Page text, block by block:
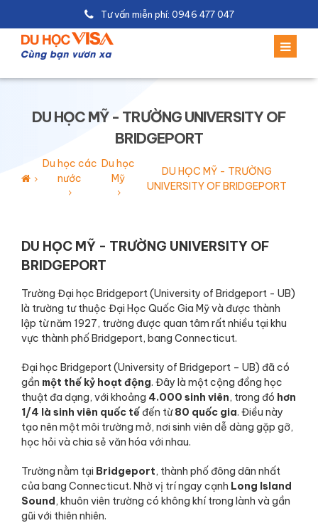
Tư vấn miễn phí: 0946 477 047
DU HỌC MỸ - TRƯỜNG UNIVERSITY OF
BRIDGEPORT
Du học các
nước
Du học
Mỹ
DU HỌC MỸ - TRƯỜNG
UNIVERSITY OF BRIDGEPORT
DU HỌC MỸ - TRƯỜNG UNIVERSITY OF
BRIDGEPORT
Trường Đại học Bridgeport (University of Bridgeport - UB)
là trường tư thuộc Đại Học Quốc Gia Mỹ và được thành
lập từ năm 1927, trường được quan tâm rất nhiều tại khu
vực thành phố Bridgeport, bang Connecticut.
Đại học Bridgeport (University of Bridgeport – UB) đã có
gần một thế kỷ hoạt động. Đây là một cộng đồng học
thuật đa dạng, với khoảng 4.000 sinh viên, trong đó hơn
1/4 là sinh viên quốc tếđến từ80 quốc gia. Điều này
tạo nên một môi trường mở, nơi sinh viên dễ dàng gặp gỡ,
học hỏi và chia sẻ văn hóa với nhau.
Trường nằm tại Bridgeport, thành phố đông dân nhất
của bang Connecticut. Nhờ vị trí ngay cạnh Long Island
Sound, khuôn viên trường có không khí trong lành và gần
gũi với thiên nhiên.